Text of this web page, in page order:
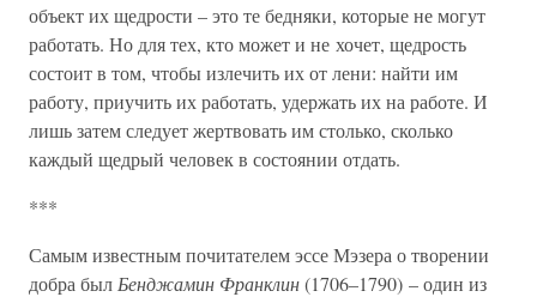
объект их щедрости – это те бедняки, которые не могут
работать. Но для тех, кто может и не хочет, щедрость
состоит в том, чтобы излечить их от лени: найти им
работу, приучить их работать, удержать их на работе. И
лишь затем следует жертвовать им столько, сколько
каждый щедрый человек в состоянии отдать.
***
Самым известным почитателем эссе Мэзера о творении
добра был Бенджамин Франклин(1706–1790) – один из